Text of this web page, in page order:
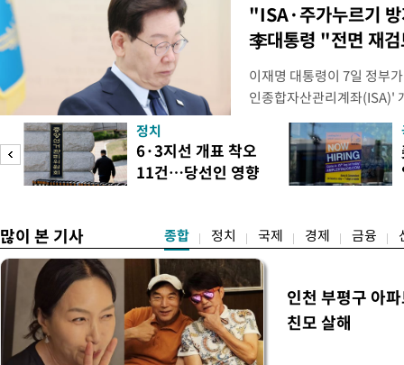
"ISA·주가누르기
李대통령 "전면 재
이재명 대통령이 7일 정부
인종합자산관리계좌(ISA)'
안'을 전면 재검토 할 것을
들과의 상황 점검 회의에서
지법안을 둘러싼 투자자들
았다. 이 자리에서 이 대통
정치
6·3지선 개표 착오
11건…당선인 영향
많이 본 기사 종합 정치 국제 경제 금융
인천 부평구 아
친모 살해